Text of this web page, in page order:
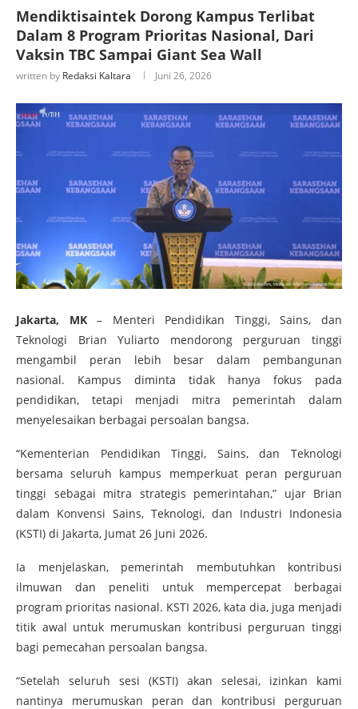
Mendiktisaintek Dorong Kampus Terlibat
Dalam 8 Program Prioritas Nasional, Dari
Vaksin TBC Sampai Giant Sea Wall
written by Redaksi Kaltara Juni 26, 2026
Jakarta, MK– Menteri Pendidikan Tinggi, Sains, dan
Teknologi Brian Yuliarto mendorong perguruan tinggi
mengambil peran lebih besar dalam pembangunan
nasional. Kampus diminta tidak hanya fokus pada
pendidikan, tetapi menjadi mitra pemerintah dalam
menyelesaikan berbagai persoalan bangsa.
“Kementerian Pendidikan Tinggi, Sains, dan Teknologi
bersama seluruh kampus memperkuat peran perguruan
tinggi sebagai mitra strategis pemerintahan,” ujar Brian
dalam Konvensi Sains, Teknologi, dan Industri Indonesia
(KSTI) di Jakarta, Jumat 26 Juni 2026.
Ia menjelaskan, pemerintah membutuhkan kontribusi
ilmuwan dan peneliti untuk mempercepat berbagai
program prioritas nasional. KSTI 2026, kata dia, juga menjadi
titik awal untuk merumuskan kontribusi perguruan tinggi
bagi pemecahan persoalan bangsa.
“Setelah seluruh sesi (KSTI) akan selesai, izinkan kami
nantinya merumuskan peran dan kontribusi perguruan